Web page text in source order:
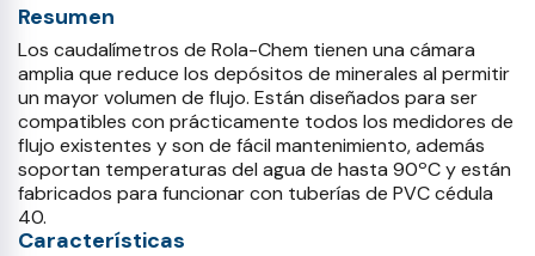
Resumen
Los caudalímetros de Rola-Chem tienen una cámara
amplia que reduce los depósitos de minerales al permitir
un mayor volumen de flujo. Están diseñados para ser
compatibles con prácticamente todos los medidores de
flujo existentes y son de fácil mantenimiento, además
soportan temperaturas del agua de hasta 90ºC y están
fabricados para funcionar con tuberías de PVC cédula
40.
Características